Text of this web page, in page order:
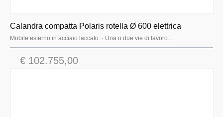
Calandra compatta Polaris rotella Ø 600 elettrica
Mobile esterno in acciaio laccato. · Una o due vie di lavoro:...
€ 102.755,00